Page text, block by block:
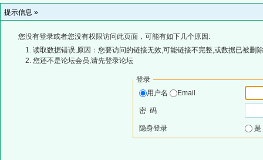
提示信息 »
您没有登录或者您没有权限访问此页面，可能有如下几个原因:
读取数据错误,原因：您要访问的链接无效,可能链接不完整,或数据已被删
您还不是论坛会员,请先登录论坛
登录
用户名
Email
密 码
隐身登录